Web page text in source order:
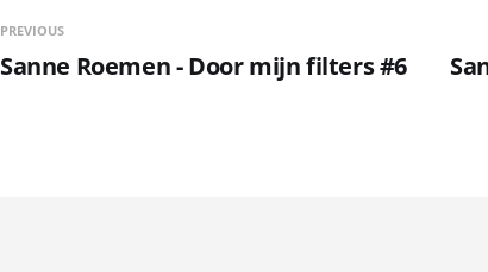
PREVIOUS
Sanne Roemen - Door mijn filters #6